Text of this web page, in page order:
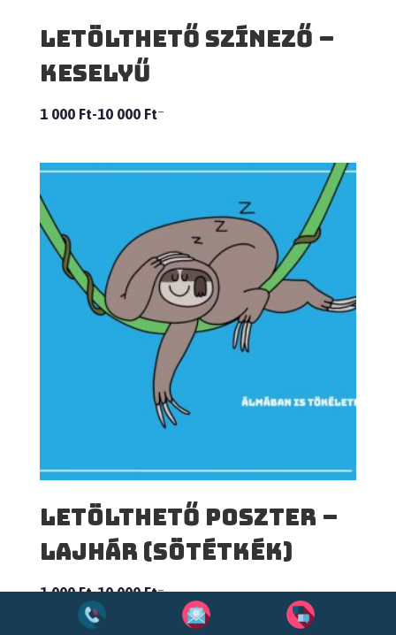
Letölthető Színező –
Keselyű
1 000 Ft –
10 000 Ft
Letölthető poszter –
Lajhár (sötétkék)
1 000Ft –
10 000Ft